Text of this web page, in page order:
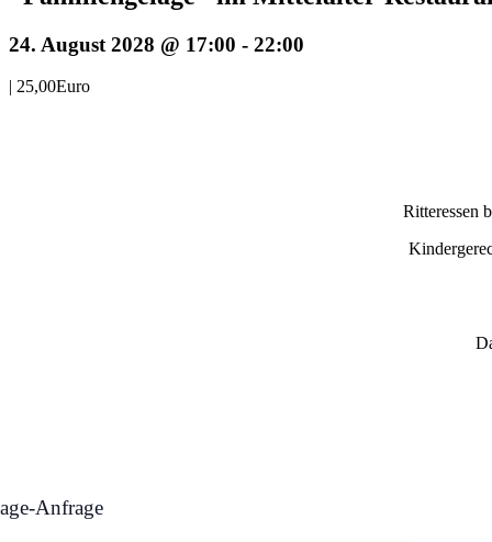
24. August 2028 @ 17:00 - 22:00
| 25,00Euro
Ritteressen
Anfrage